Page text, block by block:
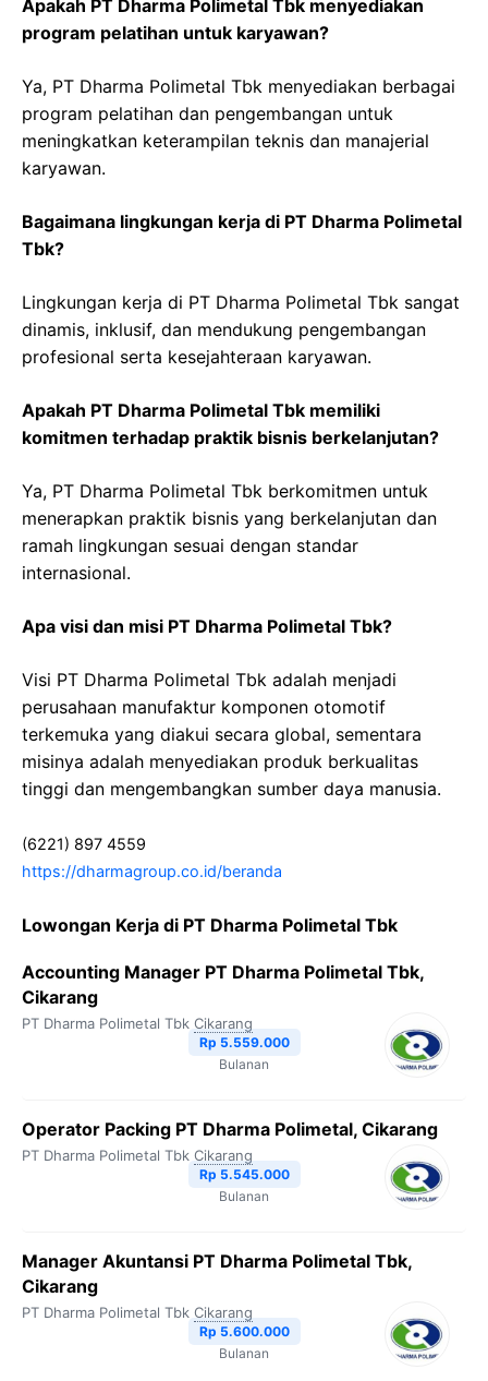
Apakah PT Dharma Polimetal Tbk menyediakan
program pelatihan untuk karyawan?
Ya, PT Dharma Polimetal Tbk menyediakan berbagai
program pelatihan dan pengembangan untuk
meningkatkan keterampilan teknis dan manajerial
karyawan.
Bagaimana lingkungan kerja di PT Dharma Polimetal
Tbk?
Lingkungan kerja di PT Dharma Polimetal Tbk sangat
dinamis, inklusif, dan mendukung pengembangan
profesional serta kesejahteraan karyawan.
Apakah PT Dharma Polimetal Tbk memiliki
komitmen terhadap praktik bisnis berkelanjutan?
Ya, PT Dharma Polimetal Tbk berkomitmen untuk
menerapkan praktik bisnis yang berkelanjutan dan
ramah lingkungan sesuai dengan standar
internasional.
Apa visi dan misi PT Dharma Polimetal Tbk?
Visi PT Dharma Polimetal Tbk adalah menjadi
perusahaan manufaktur komponen otomotif
terkemuka yang diakui secara global, sementara
misinya adalah menyediakan produk berkualitas
tinggi dan mengembangkan sumber daya manusia.
(6221) 897 4559
https://dharmagroup.co.id/beranda
Lowongan Kerja di PT Dharma Polimetal Tbk
Accounting Manager PT Dharma Polimetal Tbk,
Cikarang
PT Dharma Polimetal Tbk Cikarang
Rp 5.559.000
Bulanan
Operator Packing PT Dharma Polimetal, Cikarang
PT Dharma Polimetal Tbk Cikarang
Rp 5.545.000
Bulanan
Manager Akuntansi PT Dharma Polimetal Tbk,
Cikarang
PT Dharma Polimetal Tbk Cikarang
Rp 5.600.000
Bulanan